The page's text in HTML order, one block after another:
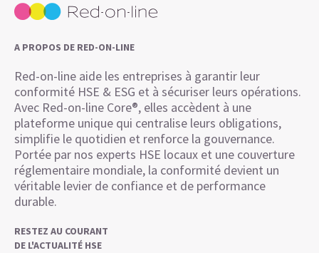
A PROPOS DE RED-ON-LINE
Red-on-line aide les entreprises à garantir leur
conformité HSE & ESG et à sécuriser leurs opérations.
Avec Red-on-line Core®, elles accèdent à une
plateforme unique qui centralise leurs obligations,
simplifie le quotidien et renforce la gouvernance.
Portée par nos experts HSE locaux et une couverture
réglementaire mondiale, la conformité devient un
véritable levier de confiance et de performance
durable.
RESTEZ AU COURANT
DE L'ACTUALITÉ HSE